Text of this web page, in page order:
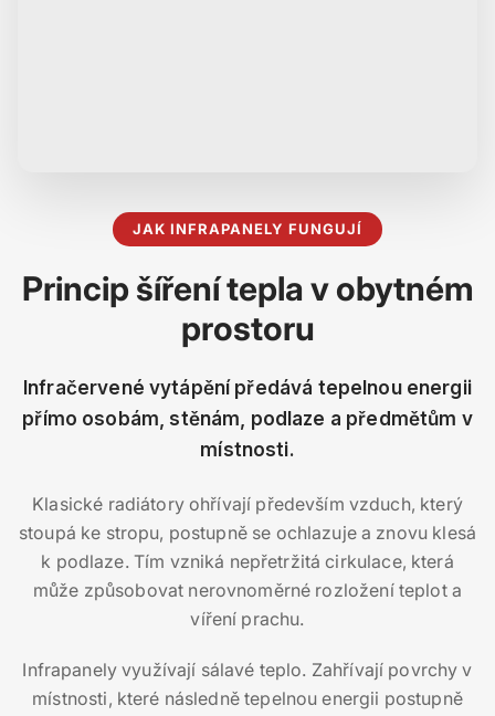
JAK INFRAPANELY FUNGUJÍ
Princip šíření tepla v obytném
prostoru
Infračervené vytápění předává tepelnou energii
přímo osobám, stěnám, podlaze a předmětům v
místnosti.
Klasické radiátory ohřívají především vzduch, který
stoupá ke stropu, postupně se ochlazuje a znovu klesá
k podlaze. Tím vzniká nepřetržitá cirkulace, která
může způsobovat nerovnoměrné rozložení teplot a
víření prachu.
Infrapanely využívají sálavé teplo. Zahřívají povrchy v
místnosti, které následně tepelnou energii postupně